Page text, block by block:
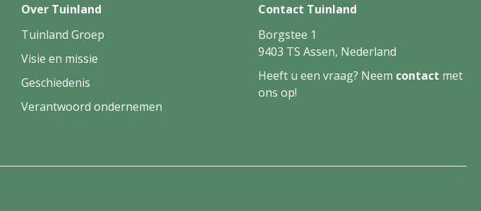
Over Tuinland
Tuinland Groep
Visie en missie
Geschiedenis
Verantwoord ondernemen
Contact Tuinland
Borgstee 1
9403 TS Assen, Nederland
Heeft u een vraag? Neem contact met
ons op!